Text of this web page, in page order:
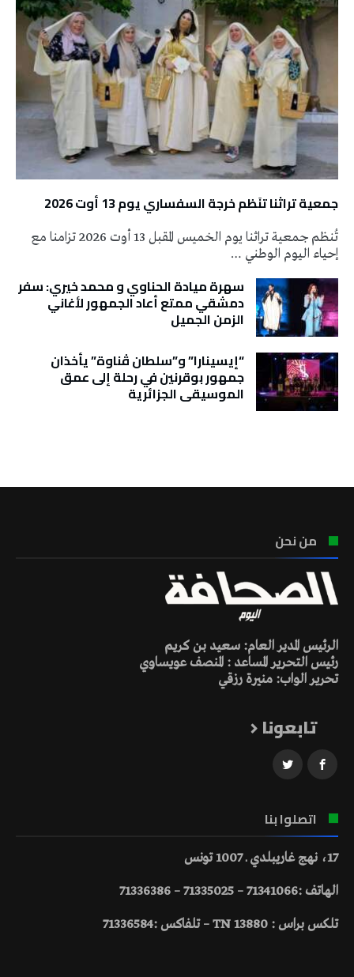
جمعية تراثنا تنَظم خرجة السفساري يوم 13 أوت 2026
تُنظم جمعية تراثنا يوم الخميس المقبل 13 أوت 2026 تزامنا مع
إحياء اليوم الوطني …
سهرة ميادة الحناوي و محمد خيري: سفر
دمشقي ممتع أعاد الجمهور لأغاني
الزمن الجميل
“إيسينارا” و”سلطان ڤناوة” يأخذان
جمهور بوقرنين في رحلة إلى عمق
الموسيقى الجزائرية
من نحن
الرئيس المدير العام: سعيد بن كريم
رئيس التحرير المساعد : المنصف عويساوي
تحرير الواب: منيرة رزقي
تابعونا
اتصلوا بنا
17، نهج غاريبلدي ـ 1007 تونس
الهاتف :71341066 – 71335025 – 71336386
تلكس براس : 13880 TN – تلفاكس :71336584